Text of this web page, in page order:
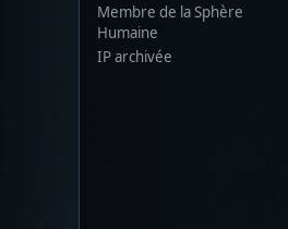
Membre de la Sphère
Humaine
IP archivée